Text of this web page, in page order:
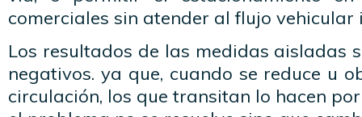
comerciales sin atender al flujo vehicular
Los resultados de las medidas aisladas
negativos. ya que, cuando se reduce u
circulación, los que transitan lo hacen